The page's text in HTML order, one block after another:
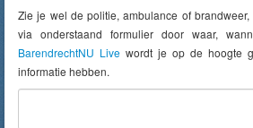
Zie je wel de politie, ambulance of
via onderstaand formulier door waar,
BarendrechtNU Live wordt je op de hoogte
informatie hebben.